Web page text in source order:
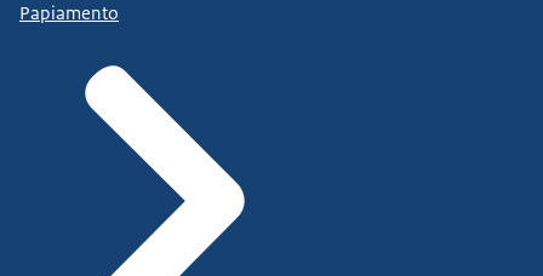
Papiamento